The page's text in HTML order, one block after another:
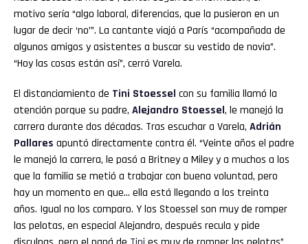
motivo sería “algo laboral, diferencias, que la pusieron en un
lugar de decir ‘no’”. La cantante viajó a París “acompañada de
algunos amigos y asistentes a buscar su vestido de novia”.
“Hoy las cosas están así”, cerró Varela.
El distanciamiento de Tini Stoessel con su familia llamó la
atención porque su padre, Alejandro Stoessel, le manejó la
carrera durante dos décadas. Tras escuchar a Varela, Adrián
Pallares apuntó directamente contra él. “Veinte años el padre
le manejó la carrera, le pasó a Britney a Miley y a muchos a los
que la familia se metió a trabajar con buena voluntad, pero
hay un momento en que… ella está llegando a los treinta
años. Igual no los comparo. Y los Stoessel son muy de romper
las pelotas, en especial Alejandro, después recula y pide